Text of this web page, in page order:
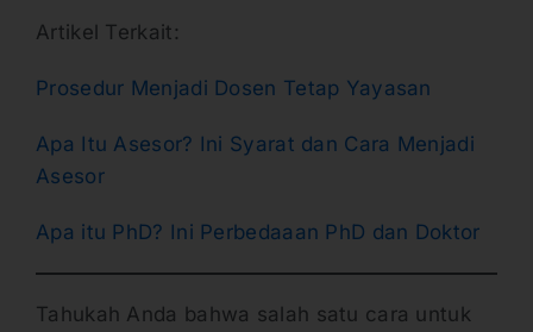
Artikel Terkait:
Prosedur Menjadi Dosen Tetap Yayasan
Apa Itu Asesor? Ini Syarat dan Cara Menjadi
Asesor
Apa itu PhD? Ini Perbedaaan PhD dan Doktor
Tahukah Anda bahwa salah satu cara untuk